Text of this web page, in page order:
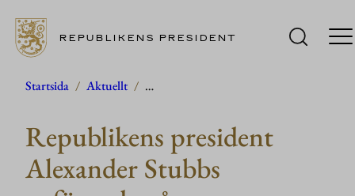
Hoppa
innehåll
REPUBLIKENS PRESIDENT
Startsida / Aktuellt / …
Republikens president
Alexander Stubbs